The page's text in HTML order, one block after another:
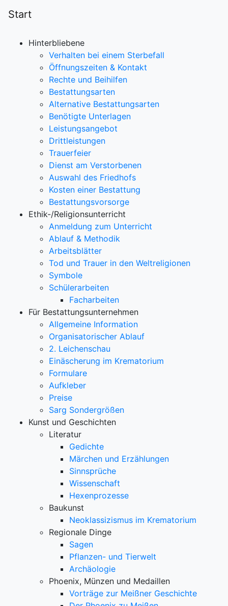
Start
Hinterbliebene
Verhalten bei einem Sterbefall
Öffnungszeiten & Kontakt
Rechte und Beihilfen
Bestattungsarten
Alternative Bestattungsarten
Benötigte Unterlagen
Leistungsangebot
Drittleistungen
Trauerfeier
Dienst am Verstorbenen
Auswahl des Friedhofs
Kosten einer Bestattung
Bestattungsvorsorge
Ethik-/Religionsunterricht
Anmeldung zum Unterricht
Ablauf & Methodik
Arbeitsblätter
Tod und Trauer in den Weltreligionen
Symbole
Schülerarbeiten
Facharbeiten
Für Bestattungsunternehmen
Allgemeine Information
Organisatorischer Ablauf
2. Leichenschau
Einäscherung im Krematorium
Formulare
Aufkleber
Preise
Sarg Sondergrößen
Kunst und Geschichten
Literatur
Gedichte
Märchen und Erzählungen
Sinnsprüche
Wissenschaft
Hexenprozesse
Baukunst
Neoklassizismus im Krematorium
Regionale Dinge
Sagen
Pflanzen- und Tierwelt
Archäologie
Phoenix, Münzen und Medaillen
Vorträge zur Meißner Geschichte